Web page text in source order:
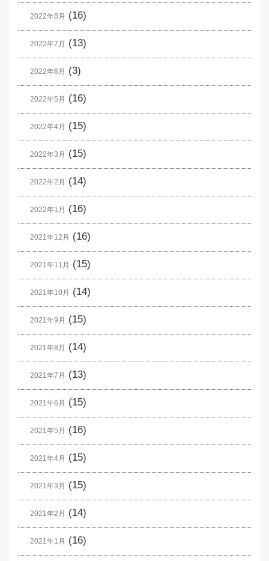
2022年8月 (16)
2022年7月 (13)
2022年6月 (3)
2022年5月 (16)
2022年4月 (15)
2022年3月 (15)
2022年2月 (14)
2022年1月 (16)
2021年12月 (16)
2021年11月 (15)
2021年10月 (14)
2021年9月 (15)
2021年8月 (14)
2021年7月 (13)
2021年6月 (15)
2021年5月 (16)
2021年4月 (15)
2021年3月 (15)
2021年2月 (14)
2021年1月 (16)